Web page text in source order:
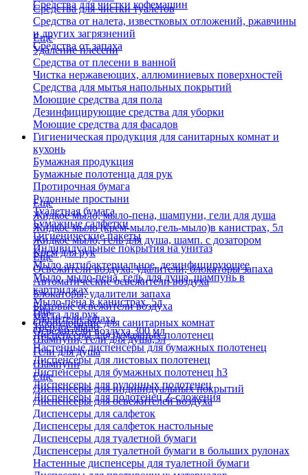
Средства для чистки кофемашин
Средства для чистки туалетов
Средства от налета, известковых отложений, ржавчины
и других загрязнений
Средства от запаха
Еще
Удаление плесени
Средства от плесени в ванной
Чистка нержавеющих, аллюминиевых поверхностей
Средства для мытья напольных покрытий
Моющие средства для пола
Дезинфицирующие средства для уборки
Моющие средства для фасадов
Гигиеническая продукция для санитарных комнат и
кухонь
Бумажная продукция
Бумажные полотенца для рук
Протирочная бумага
Рулонные простыни
Туалетная бумага
Бумажные салфетки
Гигиенические пакеты
Индивидуальные покрытия на унитаз
Еще
Жидкое мыло, мыло-пена, шампуни, гели для душа
Жидкое мыло (крем-мыло,гель-мыло)в канистрах, 5л
Жидкое мыло, гель для душа, шамп. с дозатором
Крем для рук
Мыло антибактериальное, дезинфицирующее
Мыло, мыло-пена, гель для душа, шампунь в
картриджах
Мыло-пена в канистрах, 5л
Паста для рук
Твердое мыло
Шампуни, гели для душа,5л
Гели для душа
Шампуни
Еще
Освежители воздуха, удалители, блокаторы запаха
Автоматические освежители воздуха
Блокаторы, удалители запаха
Бытовые освежители воздуха
Удалители запаха
Освежители воздуха 300 мл
Еще
Оборудование для санитарных комнат
Диспенсеры для бумажных полотенец
Настенные диспенсеры для бумажных полотенец
Диспенсеры для листовых полотенец
Диспенсеры для бумажных полотенец h3
Диспенсеры для рулонных полотенец
Диспенсеры для полотенец Z-сложения
Еще
Диспенсеры для индивидуальных покрытий
Диспенсеры для освежителей воздуха
Диспенсеры для салфеток
Диспенсеры для салфеток настольные
Диспенсеры для туалетной бумаги
Диспенсеры для туалетной бумаги в больших рулонах
Настенные диспенсеры для туалетной бумаги